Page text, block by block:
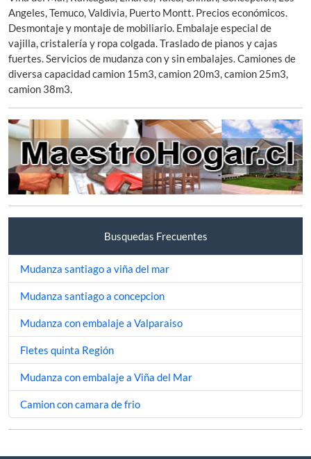
Angeles, Temuco, Valdivia, Puerto Montt. Precios económicos.
Desmontaje y montaje de mobiliario. Embalaje especial de
vajilla, cristalería y ropa colgada. Traslado de pianos y cajas
fuertes. Servicios de mudanza con y sin embalajes. Camiones de
diversa capacidad camion 15m3, camion 20m3, camion 25m3,
camion 38m3.
Busquedas Frecuentes
Mudanza santiago a viña del mar
Mudanza santiago a concepcion
Mudanza con embalaje a Valparaiso
Fletes quinta Región
Mudanza con embalaje a Viña del Mar
Camion con camara de frio